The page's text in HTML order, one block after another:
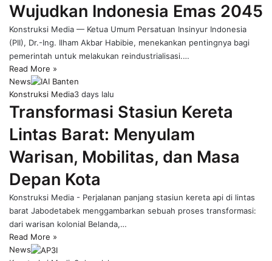
Wujudkan Indonesia Emas 2045
Konstruksi Media — Ketua Umum Persatuan Insinyur Indonesia
(PII), Dr.-Ing. Ilham Akbar Habibie, menekankan pentingnya bagi
pemerintah untuk melakukan reindustrialisasi.…
Read More »
News
Konstruksi Media3 days lalu
Transformasi Stasiun Kereta
Lintas Barat: Menyulam
Warisan, Mobilitas, dan Masa
Depan Kota
Konstruksi Media - Perjalanan panjang stasiun kereta api di lintas
barat Jabodetabek menggambarkan sebuah proses transformasi:
dari warisan kolonial Belanda,…
Read More »
News